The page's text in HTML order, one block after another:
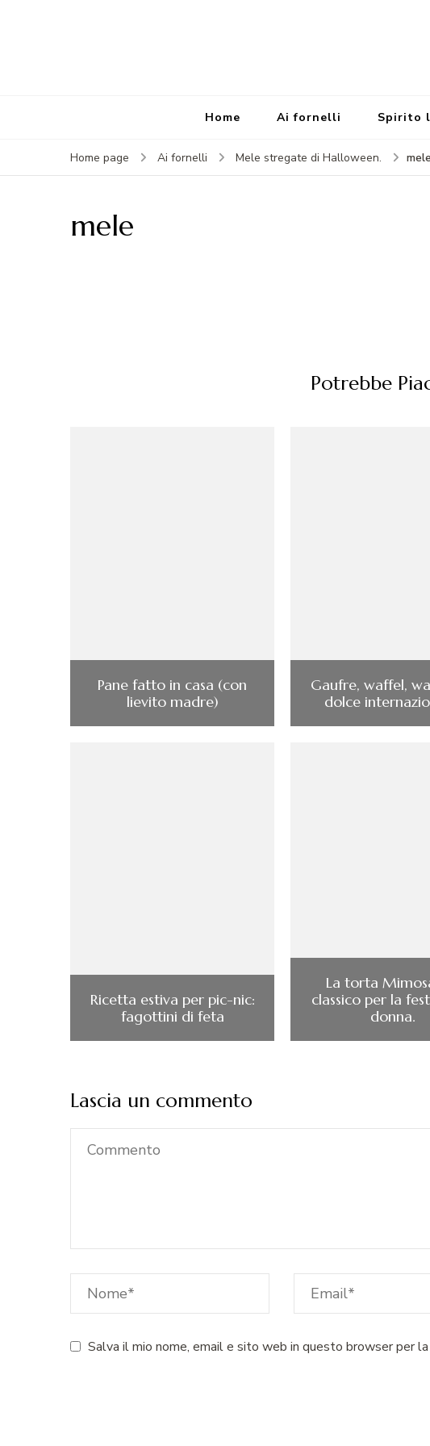
Home Ai fornelli Spirito
Home page Ai fornelli Mele stregate di Halloween. mele
mele
Potrebbe
Pane fatto in casa (con
lievito madre)
Gaufre, waffel,
dolce
Ricetta estiva per pic-nic:
fagottini di feta
La torta
classico per la
donna.
Lascia un commento
Salva il mio nome, email e sito web in questo browser per